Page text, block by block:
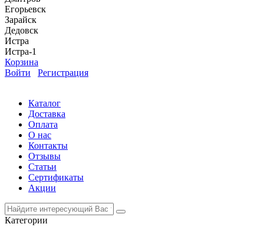
Егорьевск
Зарайск
Дедовск
Истра
Истра-1
Корзина
Войти
Регистрация
Каталог
Доставка
Оплата
О нас
Контакты
Отзывы
Статьи
Сертификаты
Акции
Категории